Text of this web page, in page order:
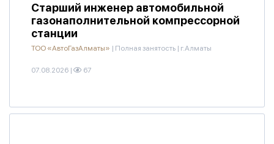
Старший инженер автомобильной
газонаполнительной компрессорной
станции
ТОО «АвтоГазАлматы» | Полная занятость | г.Алматы
07.08.2026 | 67